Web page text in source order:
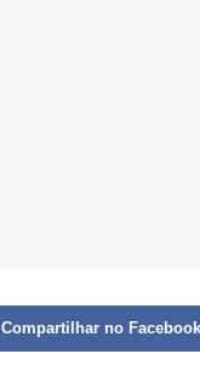
Compartilhar no Facebook